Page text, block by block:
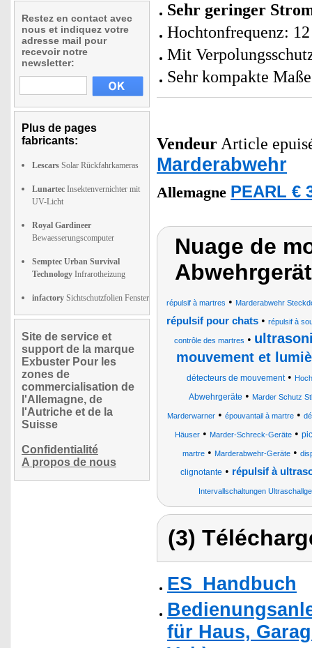
Restez en contact avec
nous et indiquez votre
adresse mail pour
recevoir notre
newsletter:
Plus de pages
fabricants:
Lescars Solar Rückfahrkameras
Lunartec Insektenvernichter mit
UV-Licht
Royal Gardineer
Bewaesserungscomputer
Semptec Urban Survival
Technology Infrarotheizung
infactory Sichtschutzfolien Fenster
Site de service et
support de la marque
Exbuster Pour les
zones de
commercialisation de
l'Allemagne, de
l'Autriche et de la
Suisse
Confidentialité
A propos de nous
Sehr geringer
Hochtonfrequenz:
Mit
Sehr kompakte
Vendeur Article
Marderabwehr
Allemagne PEARL €
Nuage de
répulsif à martres • Marderabwehr
répulsif pour chats• répulsif à
contrôle des martres •
mouvement et
détecteurs de mouvement•
Abwehrgeräte • Marder Schutz
Marderwarner• épouvantail à martre•
Häuser • Marder-Schreck-Geräte •
martre • Marderabwehr-Geräte •
clignotante • répulsif à
Intervallschaltungen
(3)
ES_Handbuch
für Haus,